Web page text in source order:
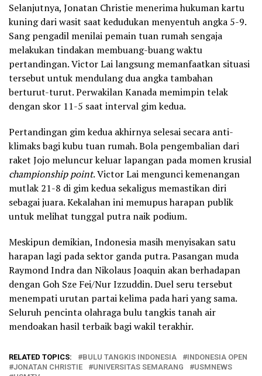
Selanjutnya, Jonatan Christie menerima hukuman kartu
kuning dari wasit saat kedudukan menyentuh angka 5-9.
Sang pengadil menilai pemain tuan rumah sengaja
melakukan tindakan membuang-buang waktu
pertandingan. Victor Lai langsung memanfaatkan situasi
tersebut untuk mendulang dua angka tambahan
berturut-turut. Perwakilan Kanada memimpin telak
dengan skor 11-5 saat interval gim kedua.
Pertandingan gim kedua akhirnya selesai secara anti-
klimaks bagi kubu tuan rumah. Bola pengembalian dari
raket Jojo meluncur keluar lapangan pada momen krusial
championship point. Victor Lai mengunci kemenangan
mutlak 21-8 di gim kedua sekaligus memastikan diri
sebagai juara. Kekalahan ini memupus harapan publik
untuk melihat tunggal putra naik podium.
Meskipun demikian, Indonesia masih menyisakan satu
harapan lagi pada sektor ganda putra. Pasangan muda
Raymond Indra dan Nikolaus Joaquin akan berhadapan
dengan Goh Sze Fei/Nur Izzuddin. Duel seru tersebut
menempati urutan partai kelima pada hari yang sama.
Seluruh pencinta olahraga bulu tangkis tanah air
mendoakan hasil terbaik bagi wakil terakhir.
RELATED TOPICS: BULU TANGKIS INDONESIA
INDONESIA OPEN
JONATAN CHRISTIE
UNIVERSITAS SEMARANG
USMNEWS